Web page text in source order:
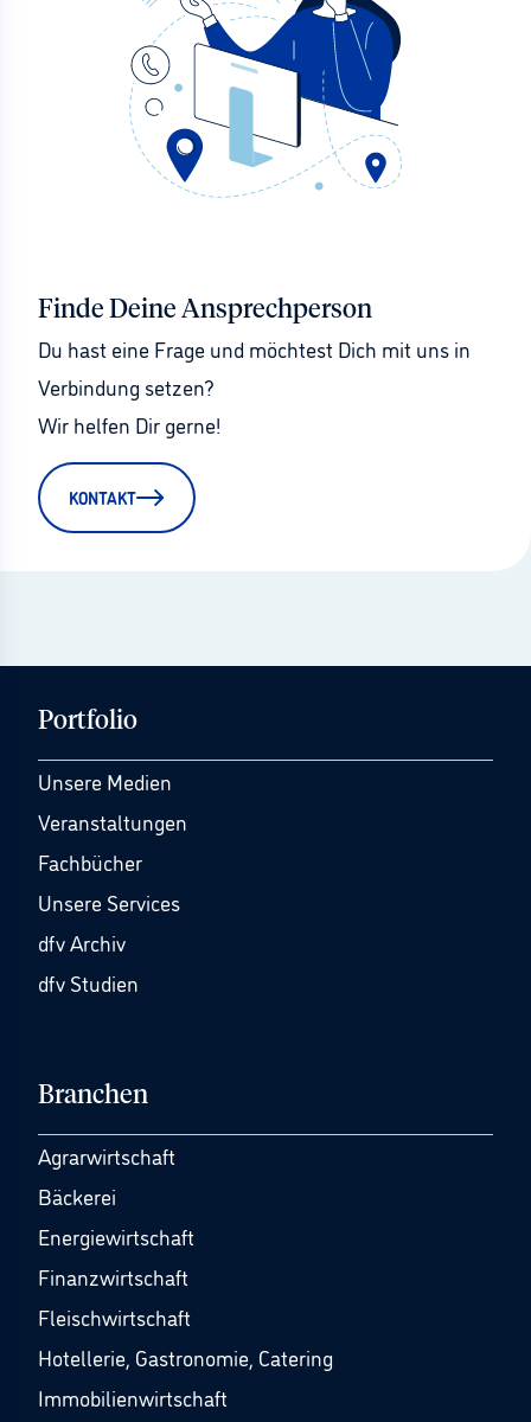
Finde Deine Ansprechperson
Du hast eine Frage und möchtest Dich mit uns in
Verbindung setzen?
Wir helfen Dir gerne!
KONTAKT
Portfolio
Unsere Medien
Veranstaltungen
Fachbücher
Unsere Services
dfv Archiv
dfv Studien
Branchen
Agrarwirtschaft
Bäckerei
Energiewirtschaft
Finanzwirtschaft
Fleischwirtschaft
Hotellerie, Gastronomie, Catering
Immobilienwirtschaft